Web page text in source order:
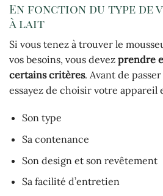
En fonction du type de
à lait
Si vous tenez à trouver le
vos besoins, vous devez prendre
certains critères. Avant de
essayez de choisir votre appareil
Son type
Sa contenance
Son design et son revêtement
Sa facilité d’entretien